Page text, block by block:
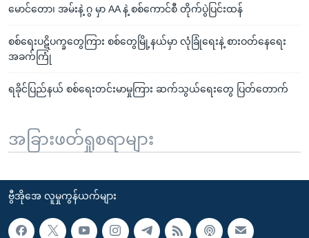
မောင်တော၊ အမ်းနဲ့ ဂွ မှာ AA နဲ့ စစ်ကောင်စီ တိုက်ပွဲပြင်းထန်
စစ်ရေးပဋိပက္ခတွေကြား စစ်တွေမြို့နယ်မှာ လုံခြုံရေးနဲ့ စားဝတ်နေရေး
အခက်ကြုံ
ရခိုင်ပြည်နယ် စစ်ရေးတင်းမာမှုကြား ဆက်သွယ်ရေးတွေ ပြတ်တောက်
အခြားဖတ်ရှုစရာများ
ဗွီအိုအေ လူမှုကွန်ယက်များ